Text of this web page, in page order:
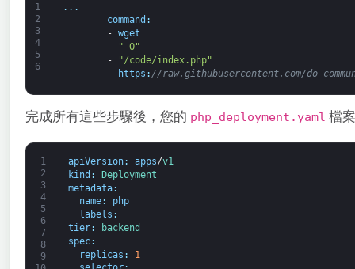
1
2
3
4
5
6
. . .
command :
- wget
-
"-O"
-
"/code/index.php"
-
https : //raw.githubusercontent.com/do-
完成所有這些步驟後，您的 php_deployment.yaml 檔
1
2
3
4
5
6
7
8
9
apiVersion: apps/v1
kind :
Deployment
metadata:
name:
php
labels :
tier:
backend
spec:
replicas :
1